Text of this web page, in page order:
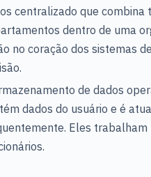
centralizado que combina
dentro de uma
no coração dos sistemas
de dados
dados do usuário e é
Eles trabalham